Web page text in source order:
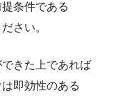
条件である
さい。
きた上であれば
即効性のある